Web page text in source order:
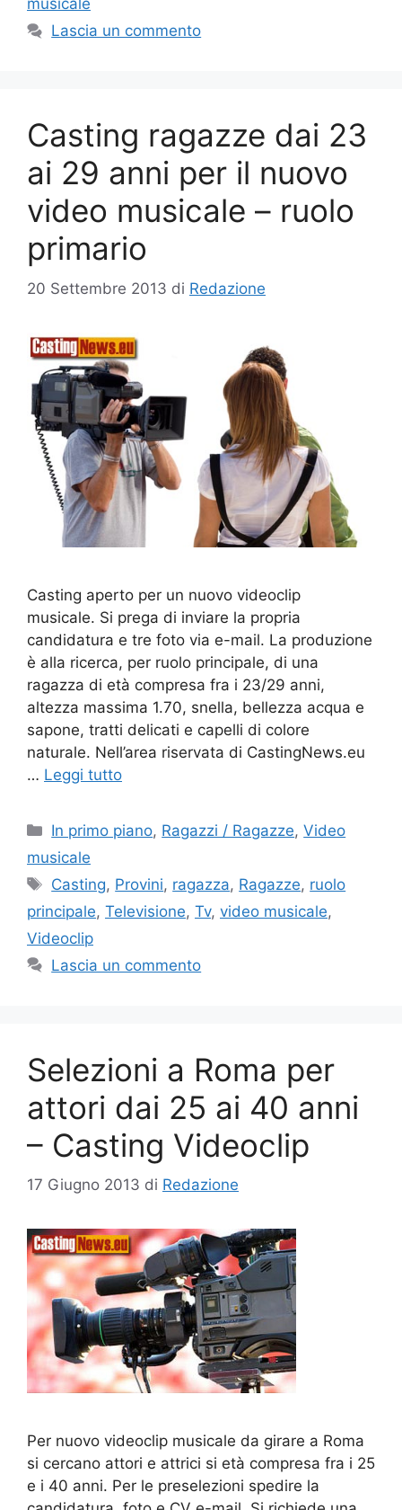
musicale
Lascia un commento
Casting ragazze dai 23
ai 29 anni per il nuovo
video musicale – ruolo
primario
20 Settembre 2013 di Redazione
Casting aperto per un nuovo videoclip
musicale. Si prega di inviare la propria
candidatura e tre foto via e-mail. La produzione
è alla ricerca, per ruolo principale, di una
ragazza di età compresa fra i 23/29 anni,
altezza massima 1.70, snella, bellezza acqua e
sapone, tratti delicati e capelli di colore
naturale. Nell’area riservata di CastingNews.eu
… Leggi tutto
Categorie
In primo piano, Ragazzi / Ragazze,Video
musicale
Tag
Casting, Provini, ragazza, Ragazze, ruolo
principale, Televisione, Tv, video musicale,
Videoclip
Lascia un commento
Selezioni a Roma per
attori dai 25 ai 40 anni
– Casting Videoclip
17 Giugno 2013 di Redazione
Per nuovo videoclip musicale da girare a Roma
si cercano attori e attrici si età compresa fra i 25
e i 40 anni. Per le preselezioni spedire la